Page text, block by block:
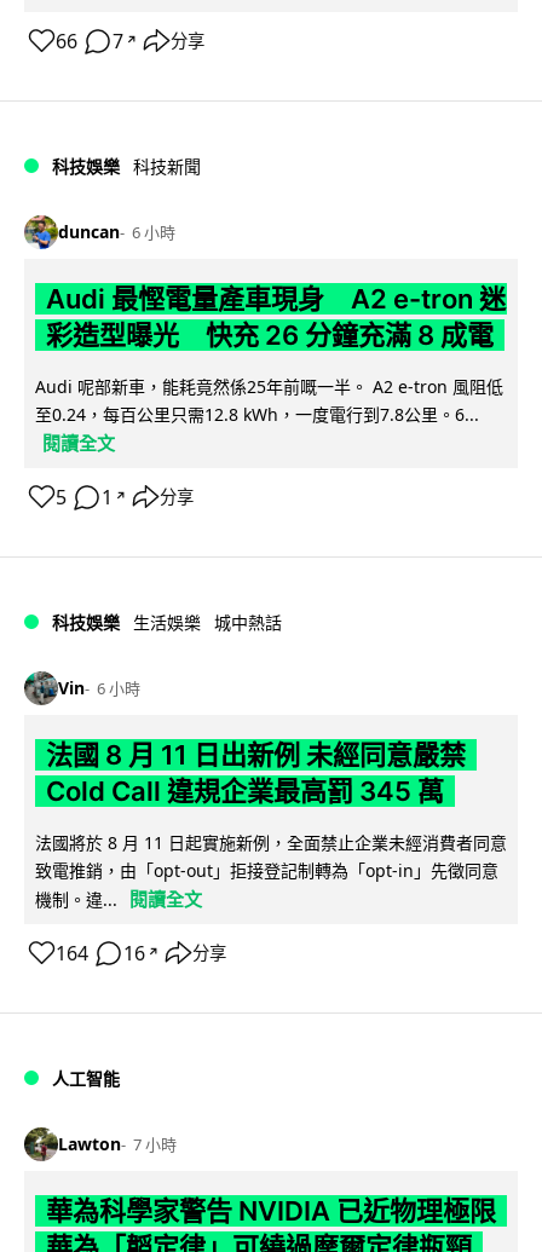
66 7 ↗ 分享
科技娛樂 科技新聞
duncan 6 小時
Audi 最慳電量產車現身 A2 e-tron 迷
彩造型曝光 快充 26 分鐘充滿 8 成電
Audi 呢部新車，能耗竟然係25年前嘅一半。 A2 e-tron 風阻低
至0.24，每百公里只需12.8 kWh，一度電行到7.8公里。6...
閱讀全文
5 1 ↗ 分享
科技娛樂 生活娛樂 城中熱話
Vin 6 小時
法國 8 月 11 日出新例 未經同意嚴禁
Cold Call 違規企業最高罰 345 萬
法國將於 8 月 11 日起實施新例，全面禁止企業未經消費者同意
致電推銷，由「opt-out」拒接登記制轉為「opt-in」先徵同意
機制。違...
閱讀全文
164 16 ↗ 分享
人工智能
Lawton 7 小時
華為科學家警告 NVIDIA 已近物理極限